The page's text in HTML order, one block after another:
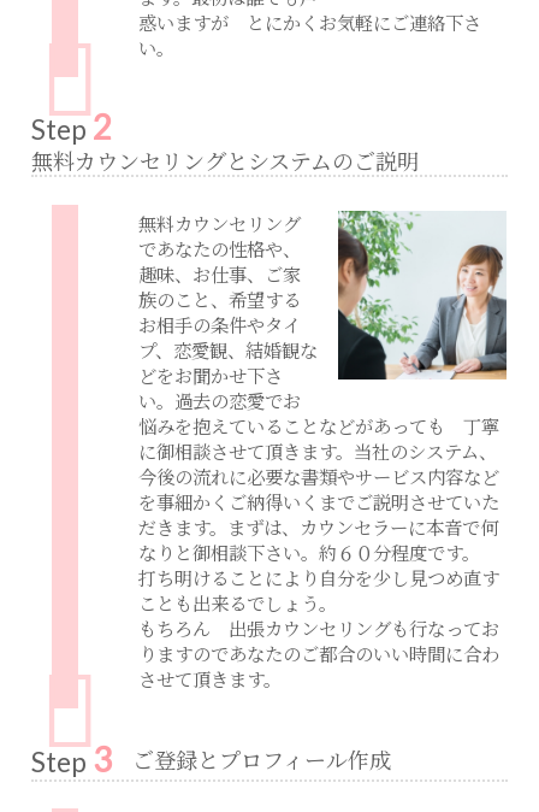
惑いますが とにかくお気軽にご連絡下さ
い。
Step 2
無料カウンセリングとシステムのご説明
無料カウンセリング
であなたの性格や、
趣味、お仕事、ご家
族のこと、希望する
お相手の条件やタイ
プ、恋愛観、結婚観な
どをお聞かせ下さ
い。過去の恋愛でお
悩みを抱えていることなどがあっても 丁寧
に御相談させて頂きます。当社のシステム、
今後の流れに必要な書類やサービス内容など
を事細かくご納得いくまでご説明させていた
だきます。まずは、カウンセラーに本音で何
なりと御相談下さい。約６０分程度です。
打ち明けることにより自分を少し見つめ直す
ことも出来るでしょう。
もちろん 出張カウンセリングも行なってお
りますのであなたのご都合のいい時間に合わ
させて頂きます。
Step 3 ご登録とプロフィール作成